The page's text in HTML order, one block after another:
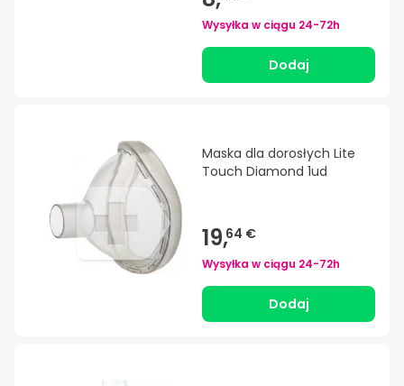
Wysyłka w ciągu 24-72h
Dodaj
Maska dla dorosłych Lite
Touch Diamond 1ud
19,64 €
Wysyłka w ciągu 24-72h
Dodaj